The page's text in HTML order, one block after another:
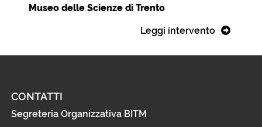
Museo delle Scienze di Trento
Leggi intervento
CONTATTI
Segreteria Organizzativa BITM